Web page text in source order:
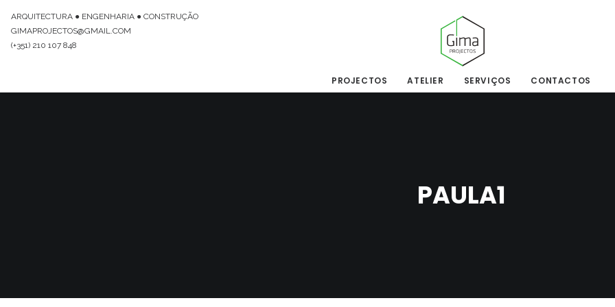
ARQUITECTURA ● ENGENHARIA ● CONSTRUÇÃO
GIMAPROJECTOS@GMAIL.COM
(+351) 210 107 848
PROJECTOS ATELIER SERVIÇOS CONTACTOS
PAULA1